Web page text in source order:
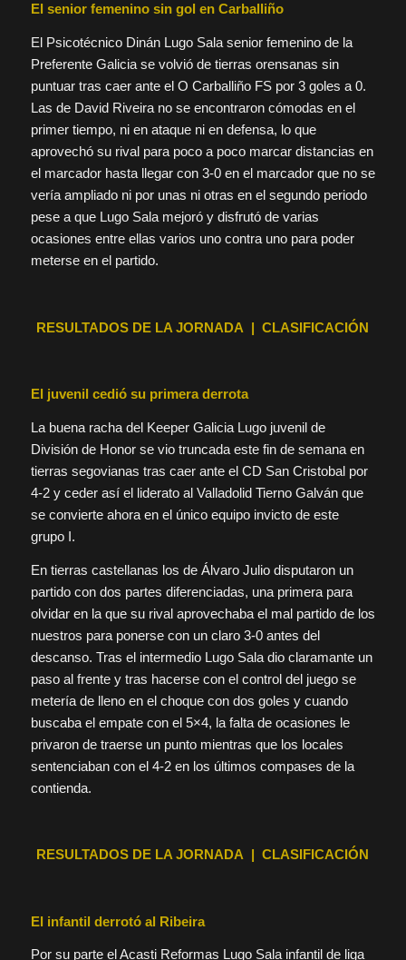
El senior femenino sin gol en Carballiño
El Psicotécnico Dinán Lugo Sala senior femenino de la
Preferente Galicia se volvió de tierras orensanas sin
puntuar tras caer ante el O Carballiño FS por 3 goles a 0.
Las de David Riveira no se encontraron cómodas en el
primer tiempo, ni en ataque ni en defensa, lo que
aprovechó su rival para poco a poco marcar distancias en
el marcador hasta llegar con 3-0 en el marcador que no se
vería ampliado ni por unas ni otras en el segundo periodo
pese a que Lugo Sala mejoró y disfrutó de varias
ocasiones entre ellas varios uno contra uno para poder
meterse en el partido.
RESULTADOS DE LA JORNADA | CLASIFICACIÓN
El juvenil cedió su primera derrota
La buena racha del Keeper Galicia Lugo juvenil de
División de Honor se vio truncada este fin de semana en
tierras segovianas tras caer ante el CD San Cristobal por
4-2 y ceder así el liderato al Valladolid Tierno Galván que
se convierte ahora en el único equipo invicto de este
grupo I.
En tierras castellanas los de Álvaro Julio disputaron un
partido con dos partes diferenciadas, una primera para
olvidar en la que su rival aprovechaba el mal partido de los
nuestros para ponerse con un claro 3-0 antes del
descanso. Tras el intermedio Lugo Sala dio claramante un
paso al frente y tras hacerse con el control del juego se
metería de lleno en el choque con dos goles y cuando
buscaba el empate con el 5×4, la falta de ocasiones le
privaron de traerse un punto mientras que los locales
sentenciaban con el 4-2 en los últimos compases de la
contienda.
RESULTADOS DE LA JORNADA | CLASIFICACIÓN
El infantil derrotó al Ribeira
Por su parte el Acasti Reformas Lugo Sala infantil de liga